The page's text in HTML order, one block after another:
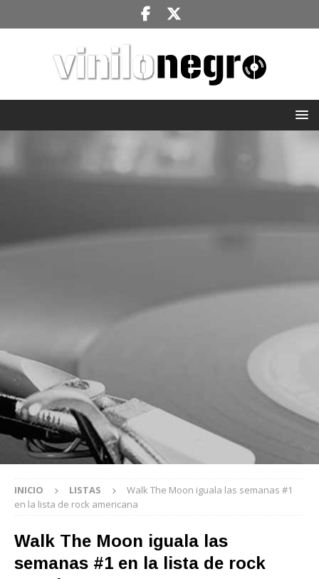
INICIO LISTAS
Walk The Moon iguala las semanas #1
en la lista de rock americana
Walk The Moon iguala las
semanas #1 en la lista de rock